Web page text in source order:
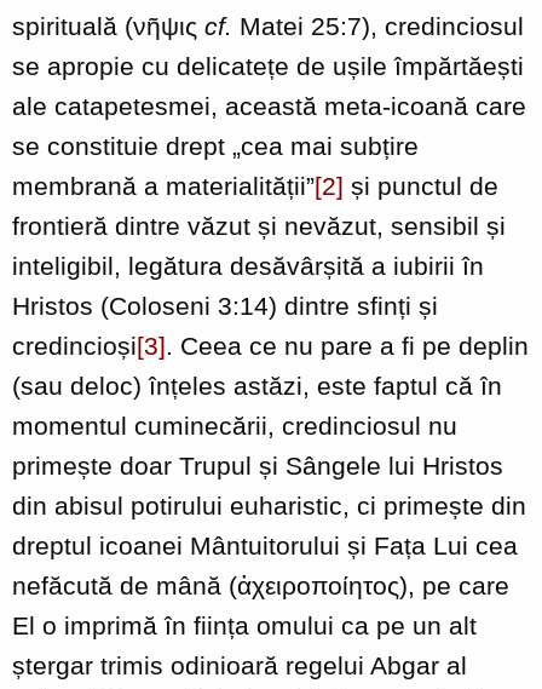
spirituală (νῆψις cf. Matei 25:7), credinciosul
se apropie cu delicatețe de ușile împărtăești
ale catapetesmei, această meta-icoană care
se constituie drept „cea mai subțire
membrană a materialității”[2] și punctul de
frontieră dintre văzut și nevăzut, sensibil și
inteligibil, legătura desăvârșită a iubirii în
Hristos (Coloseni 3:14) dintre sfinți și
credincioși[3]. Ceea ce nu pare a fi pe deplin
(sau deloc) înțeles astăzi, este faptul că în
momentul cuminecării, credinciosul nu
primește doar Trupul și Sângele lui Hristos
din abisul potirului euharistic, ci primește din
dreptul icoanei Mântuitorului și Fața Lui cea
nefăcută de mână (ἀχειροποίητος), pe care
El o imprimă în ființa omului ca pe un alt
ștergar trimis odinioară regelui Abgar al